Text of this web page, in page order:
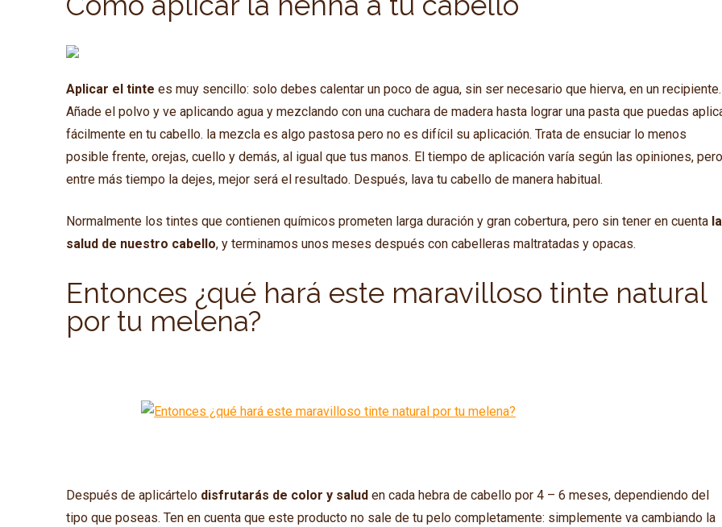
Aplicar el tinte es muy sencillo: solo debes calentar un poco de agua, sin ser necesario que hierva, en un recipiente.
Añade el polvo y ve aplicando agua y mezclando con una cuchara de madera hasta lograr una pasta que puedas
fácilmente en tu cabello. la mezcla es algo pastosa pero no es difícil su aplicación. Trata de ensuciar lo menos
posible frente, orejas, cuello y demás, al igual que tus manos. El tiempo de aplicación varía según las opiniones,
entre más tiempo la dejes, mejor será el resultado. Después, lava tu cabello de manera habitual.
Normalmente los tintes que contienen químicos prometen larga duración y gran cobertura, pero sin tener en cuenta la
salud de nuestro cabello, y terminamos unos meses después con cabelleras maltratadas y opacas.
Entonces ¿qué hará este maravilloso tinte natural
por tu melena?
Después de aplicártelo disfrutarás de color y salud en cada hebra de cabello por 4 – 6 meses, dependiendo del
tipo que poseas. Ten en cuenta que este producto no sale de tu pelo completamente: simplemente va cambiando la